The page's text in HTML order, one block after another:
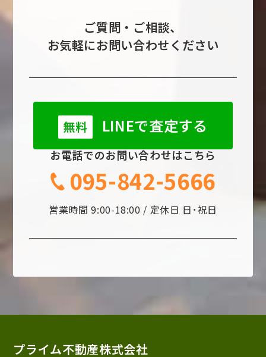
ご質問・ご相談、
お気軽にお問い合わせください
無料 LINEで査定する
お電話でのお問い合わせはこちら
095-842-5666
営業時間 9:00-18:00 / 定休日 日･祝日
プライム不動産株式会社